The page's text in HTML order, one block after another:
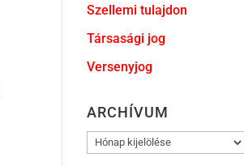
Szellemi tulajdon
Társasági jog
Versenyjog
ARCHÍVUM
ARCHÍVUM